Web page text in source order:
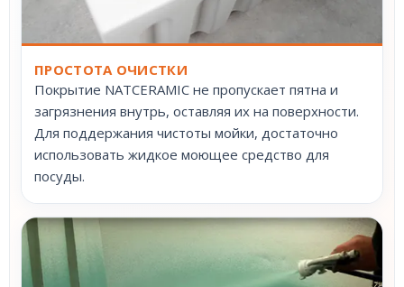
ПРОСТОТА ОЧИСТКИ
Покрытие NATCERAMIC не пропускает пятна и
загрязнения внутрь, оставляя их на поверхности.
Для поддержания чистоты мойки, достаточно
использовать жидкое моющее средство для
посуды.